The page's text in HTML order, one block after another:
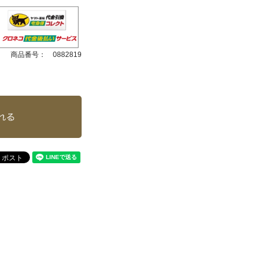
商品番号： 0882819